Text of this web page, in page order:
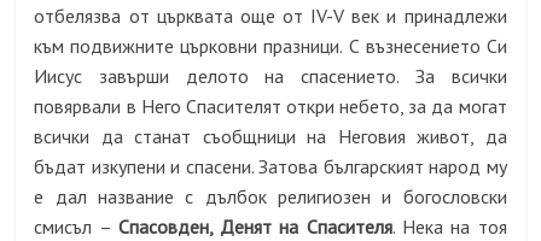
отбелязва от църквата още от IV-V век и принадлежи
към подвижните църковни празници. С възнесението Си
Иисус завърши делото на спасението. За всички
повярвали в Него Спасителят откри небето, за да могат
всички да станат съобщници на Неговия живот, да
бъдат изкупени и спасени. Затова българският народ му
е дал название с дълбок религиозен и богословски
смисъл – Спасовден, Денят на Спасителя. Нека на тоя